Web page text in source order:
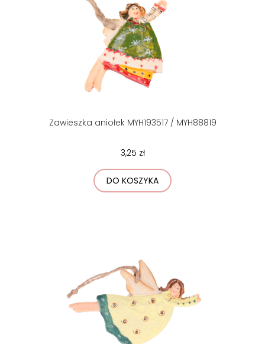
Zawieszka aniołek MYH193517 / MYH88819
3,25 zł
DO KOSZYKA